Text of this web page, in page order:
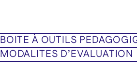
BOITE À OUTILS
MODALITES D’EVALUATION